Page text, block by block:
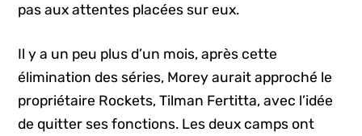
pas aux attentes placées sur eux.
Il y a un peu plus d’un mois, après cette
élimination des séries, Morey aurait approché le
propriétaire Rockets, Tilman Fertitta, avec l’idée
de quitter ses fonctions. Les deux camps ont